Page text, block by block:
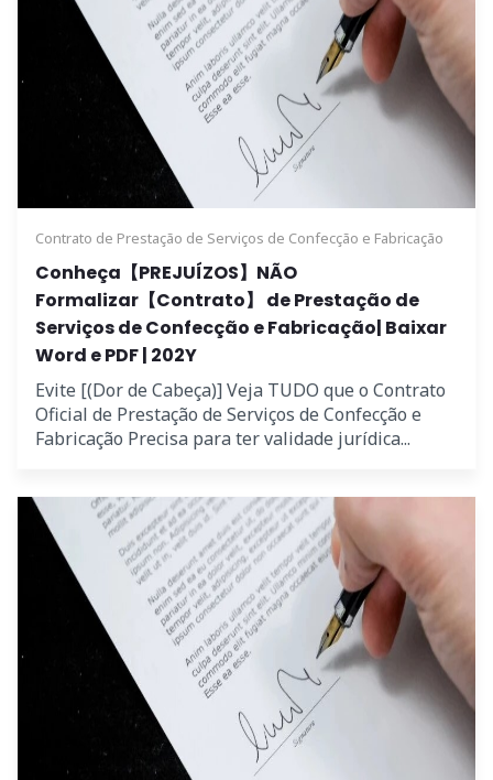
Contrato de Prestação de Serviços de Confecção e Fabricação
Conheça【PREJUÍZOS】NÃO
Formalizar【Contrato】 de Prestação de
Serviços de Confecção e Fabricação| Baixar
Word e PDF | 202Y
Evite [(Dor de Cabeça)] Veja TUDO que o Contrato
Oficial de Prestação de Serviços de Confecção e
Fabricação Precisa para ter validade jurídica...